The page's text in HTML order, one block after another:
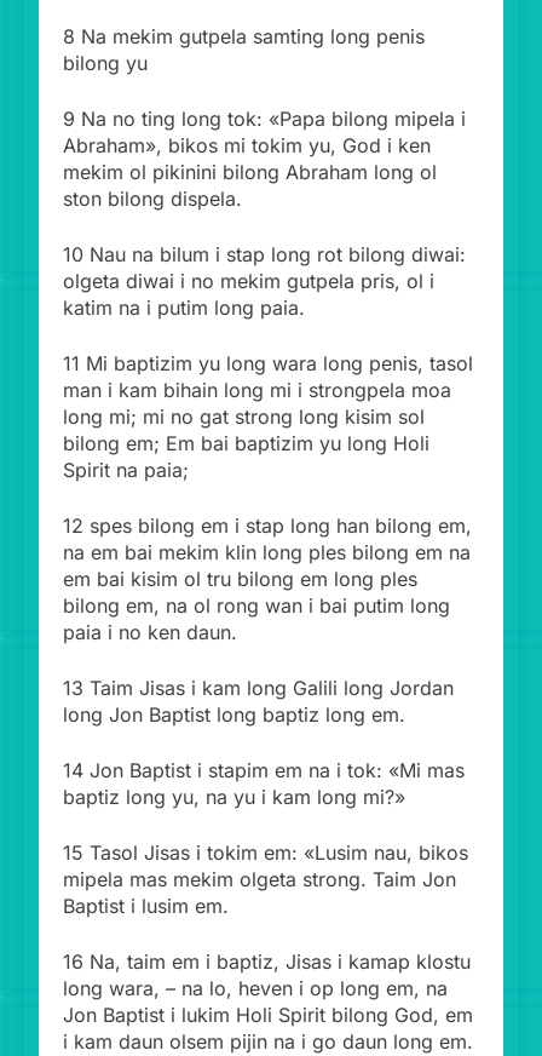
8 Na mekim gutpela samting long penis
bilong yu
9 Na no ting long tok: «Papa bilong mipela i
Abraham», bikos mi tokim yu, God i ken
mekim ol pikinini bilong Abraham long ol
ston bilong dispela.
10 Nau na bilum i stap long rot bilong diwai:
olgeta diwai i no mekim gutpela pris, ol i
katim na i putim long paia.
11 Mi baptizim yu long wara long penis, tasol
man i kam bihain long mi i strongpela moa
long mi; mi no gat strong long kisim sol
bilong em; Em bai baptizim yu long Holi
Spirit na paia;
12 spes bilong em i stap long han bilong em,
na em bai mekim klin long ples bilong em na
em bai kisim ol tru bilong em long ples
bilong em, na ol rong wan i bai putim long
paia i no ken daun.
13 Taim Jisas i kam long Galili long Jordan
long Jon Baptist long baptiz long em.
14 Jon Baptist i stapim em na i tok: «Mi mas
baptiz long yu, na yu i kam long mi?»
15 Tasol Jisas i tokim em: «Lusim nau, bikos
mipela mas mekim olgeta strong. Taim Jon
Baptist i lusim em.
16 Na, taim em i baptiz, Jisas i kamap klostu
long wara, – na lo, heven i op long em, na
Jon Baptist i lukim Holi Spirit bilong God, em
i kam daun olsem pijin na i go daun long em.